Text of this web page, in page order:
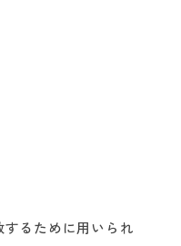
るために用いられ